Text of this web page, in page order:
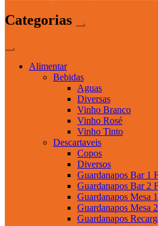
Categorias
Alimentar
Bebidas
Aguas
Diversas
Vinho Branco
Vinho Rosé
Vinho Tinto
Descartaveis
Copos
Diversos
Guardanapos Bar 1
Guardanapos Bar 2
Guardanapos Mesa
Guardanapos Mesa
Guardanapos